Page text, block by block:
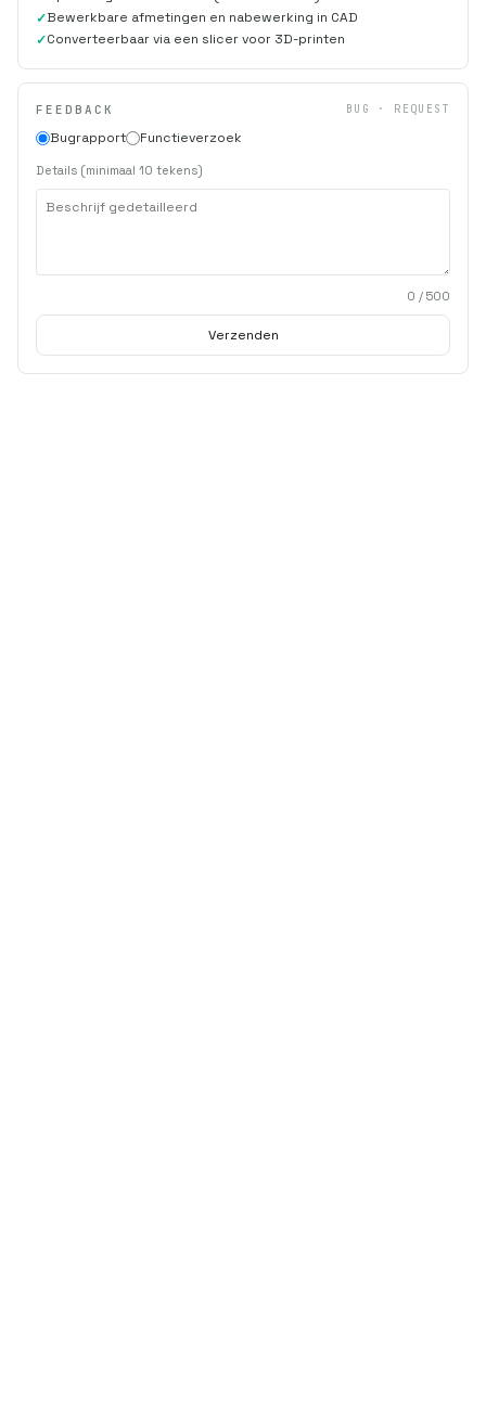
Bewerkbare afmetingen en nabewerking in CAD
Converteerbaar via een slicer voor 3D-printen
FEEDBACK BUG · REQUEST
Bugrapport Functieverzoek
Details (minimaal 10 tekens)
0 / 500
Verzenden